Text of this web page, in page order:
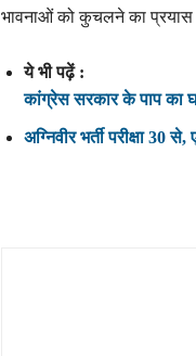
भावनाओं को कुचलने का
ये भी पढ़ें :
कांग्रेस सरकार के पाप का
अग्निवीर भर्ती परीक्षा 30